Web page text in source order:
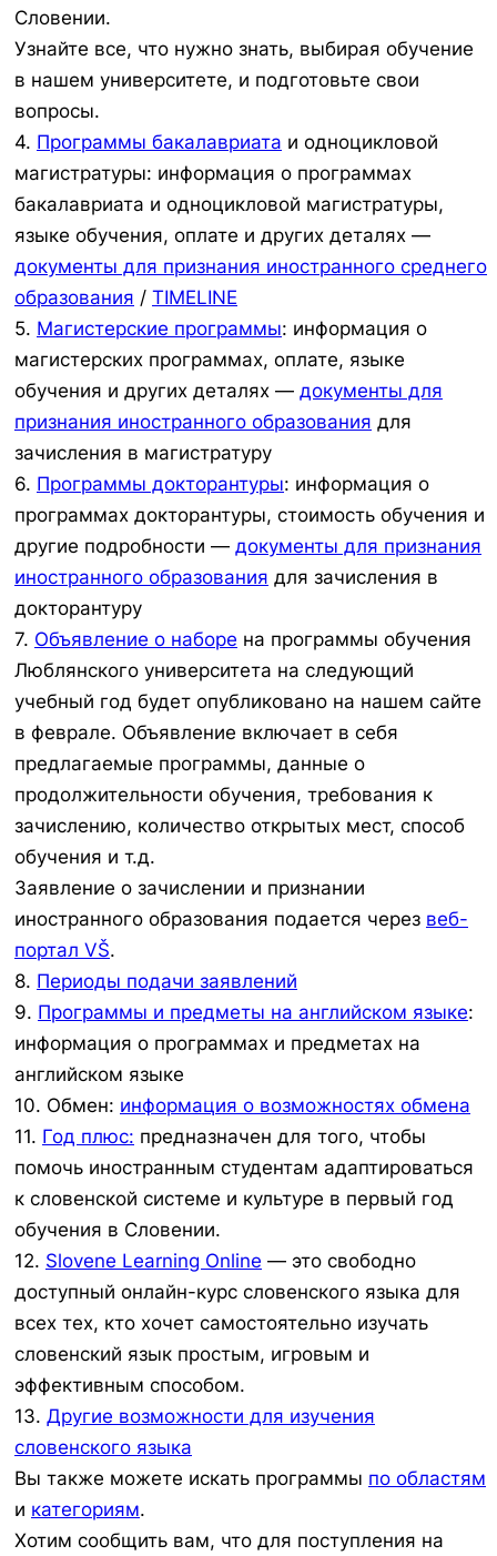
Словении.
Узнайте все, что нужно знать, выбирая обучение
в нашем университете, и подготовьте свои
вопросы.
4. Программы бакалавриата и одноцикловой
магистратуры: информация о программах
бакалавриата и одноцикловой магистратуры,
языке обучения, оплате и других деталях —
документы для признания иностранного среднего
образования / TIMELINE
5. Магистерские программы: информация о
магистерских программах, оплате, языке
обучения и других деталях — документы для
признания иностранного образования для
зачисления в магистратуру
6. Программы докторантуры: информация о
программах докторантуры, стоимость обучения и
другие подробности — документы для признания
иностранного образования для зачисления в
докторантуру
7. Объявление о наборе на программы обучения
Люблянского университета на следующий
учебный год будет опубликовано на нашем сайте
в феврале. Объявление включает в себя
предлагаемые программы, данные о
продолжительности обучения, требования к
зачислению, количество открытых мест, способ
обучения и т.д.
Заявление о зачислении и признании
иностранного образования подается через веб-
портал VŠ.
8. Периоды подачи заявлений
9. Программы и предметы на английском языке:
информация о программах и предметах на
английском языке
10. Обмен: информация о возможностях обмена
11. Год плюс: предназначен для того, чтобы
помочь иностранным студентам адаптироваться
к словенской системе и культуре в первый год
обучения в Словении.
12. Slovene Learning Online — это свободно
доступный онлайн-курс словенского языка для
всех тех, кто хочет самостоятельно изучать
словенский язык простым, игровым и
эффективным способом.
13. Другие возможности для изучения
словенского языка
Вы также можете искать программы по областям
и категориям.
Хотим сообщить вам, что для поступления на